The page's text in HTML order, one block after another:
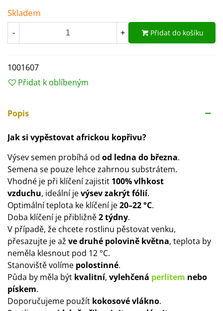
Skladem
- + Přidat do košíku
1001607
Přidat k oblíbeným
Popis
Jak si vypěstovat africkou kopřivu?
Výsev semen probíhá od od ledna do března.
Semena se pouze lehce zahrnou substrátem.
Vhodné je při klíčení zajistit 100% vlhkost
vzduchu, ideální jevýsev zakrýt fólií.
Optimální teplota ke klíčení je20–22 °C.
Doba klíčení je přibližně2 týdny.
V případě, že chcete rostlinu pěstovat venku,
přesazujte je až ve druhé polovině května, teplota by
neměla klesnout pod 12 °C.
Stanoviště volíme polostinné.
Půda by měla být kvalitní, vylehčená perlitem nebo
pískem.
Doporučujeme použít kokosové vlákno.